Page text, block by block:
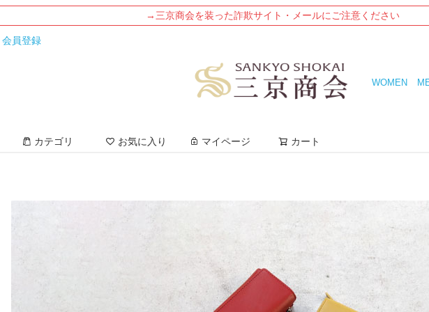
→三京商会を装った詐欺サイト・メールにご注意ください
会員登録
WOMEN
カテゴリ お気に入り マイページ カート